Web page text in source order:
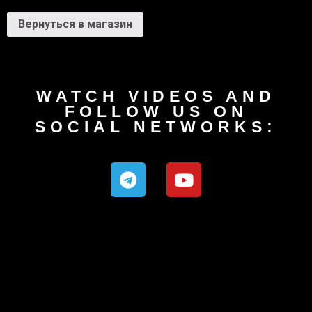
Вернуться в магазин
WATCH VIDEOS AND
FOLLOW US ON
SOCIAL NETWORKS: